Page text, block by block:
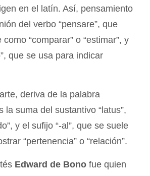
en el latín. Así, pensamiento
del verbo “pensare”, que
“comparar” o “estimar”, y
que se usa para indicar
deriva de la palabra
la suma del sustantivo “latus”,
y el sufijo “-al”, que se suele
“pertenencia” o “relación”.
Edward de Bono fue quien